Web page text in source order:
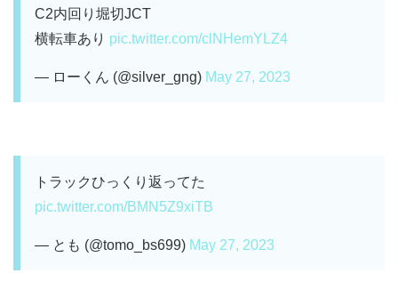
C2内回り堀切JCT
横転車あり pic.twitter.com/clNHemYLZ4
— ローくん (@silver_gng) May 27, 2023
トラックひっくり返ってた
pic.twitter.com/BMN5Z9xiTB
— とも (@tomo_bs699) May 27, 2023